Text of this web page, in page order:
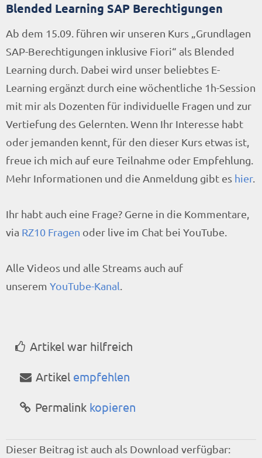
Blended Learning SAP Berechtigungen
Ab dem 15.09. führen wir unseren Kurs „Grundlagen
SAP-Berechtigungen inklusive Fiori“ als Blended
Learning durch. Dabei wird unser beliebtes E-
Learning ergänzt durch eine wöchentliche 1h-Session
mit mir als Dozenten für individuelle Fragen und zur
Vertiefung des Gelernten. Wenn Ihr Interesse habt
oder jemanden kennt, für den dieser Kurs etwas ist,
freue ich mich auf eure Teilnahme oder Empfehlung.
Mehr Informationen und die Anmeldung gibt es hier.
Ihr habt auch eine Frage? Gerne in die Kommentare,
via RZ10 Fragen oder live im Chat bei YouTube.
Alle Videos und alle Streams auch auf
unserem YouTube-Kanal
Artikel war hilfreich
Artikel empfehlen
Permalink kopieren
Dieser Beitrag ist auch als Download verfügbar: